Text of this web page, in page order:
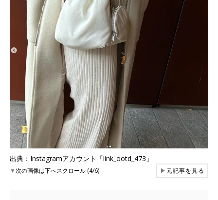
出典：Instagramアカウント「link_ootd_473」
▼次の画像は下へスクロール (4/6) ▶元記事を見る